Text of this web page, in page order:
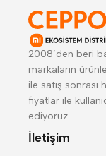
2008’den beri
markaların
ile satış
fiyatlar ile
ediyoruz.
İletişim